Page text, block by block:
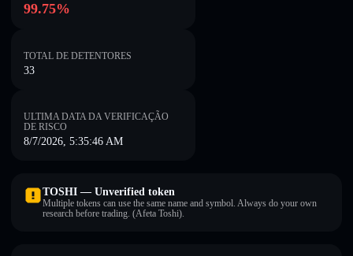
99.75%
TOTAL DE DETENTORES
33
ULTIMA DATA DA VERIFICAÇÃO
DE RISCO
8/7/2026, 5:35:46 AM
TOSHI — Unverified token
Multiple tokens can use the same name and symbol. Always do your own
research before trading. (Afeta Toshi).